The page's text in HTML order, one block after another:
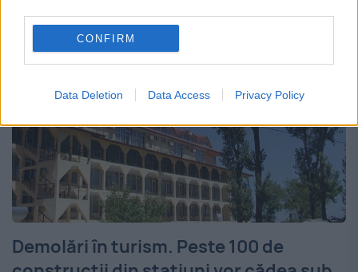
CONFIRM
Data Deletion Data Access Privacy Policy
Demolări în turism. Peste 100 de